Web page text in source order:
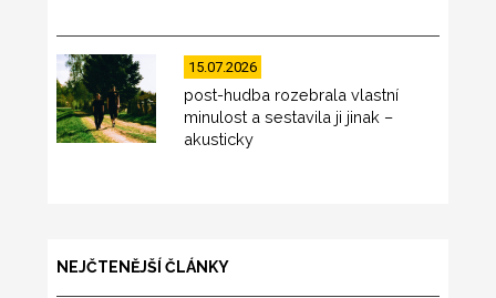
15.07.2026
post-hudba rozebrala vlastní
minulost a sestavila ji jinak –
akusticky
NEJČTENĚJŠÍ ČLÁNKY